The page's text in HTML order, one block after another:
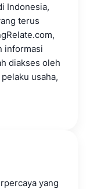
Indonesia,
terus
informasi
diakses oleh
usaha,
yang